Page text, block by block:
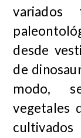
desde
de
modo,
vegetales